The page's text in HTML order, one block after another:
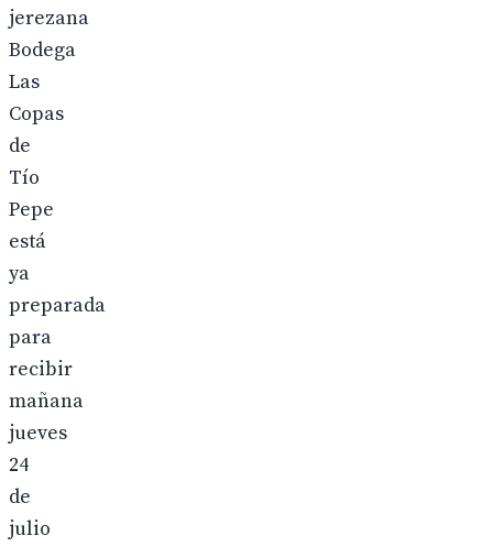
jerezana
Bodega
Las
Copas
de
Tío
Pepe
está
ya
preparada
para
recibir
mañana
jueves
24
de
julio